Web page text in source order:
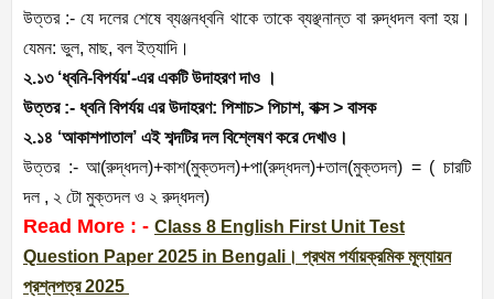
উত্তর :- যে দলের শেষে ব্যঞ্জনধ্বনি থাকে তাকে ব্যঞ্ছনান্ত বা রুদ্ধদল বলা হয়।
যেমন: ভুল, মাছ, বল ইত্যাদি।
২.১৩ ‘ধ্বনি-বিপর্যয়'-এর একটি উদাহরণ দাও ।
উত্তর :- ধ্বনি বিপর্যয় এর উদাহরণ: পিশাচ> পিচাশ, বাক্স > বাসক
২.১৪ ‘আকাশপাতাল’ এই শব্দটির দল বিশ্লেষণ করে দেখাও।
উত্তর :- আ(রুদ্ধদল)+কাশ(মুক্তদল)+পা(রুদ্ধদল)+তাল(মুক্তদল) = ( চারটি
দল , ২ টো মুক্তদল ও ২ রুদ্ধদল)
Read More : - Class 8 English First Unit Test
Question Paper 2025 in Bengali। প্রথম পর্যায়ক্রমিক মূল্যায়ন
প্রশ্নপত্র 2025